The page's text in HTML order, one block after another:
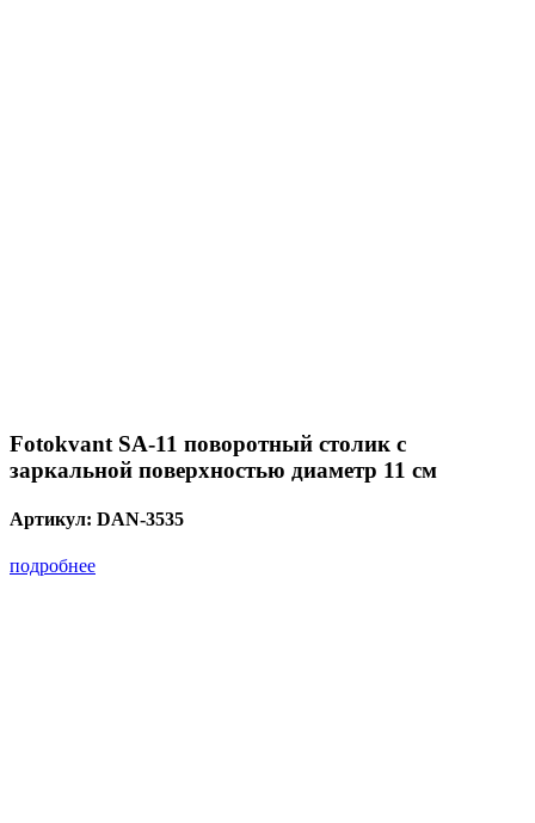
Fotokvant SA-11 поворотный столик с
заркальной поверхностью диаметр 11 см
Артикул: DAN-3535
подробнее